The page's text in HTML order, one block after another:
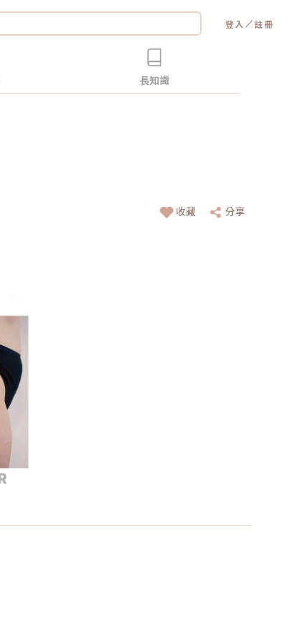
登入 ／註冊
長知識
收藏 分享